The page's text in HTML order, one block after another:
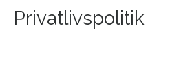
Privatlivspolitik